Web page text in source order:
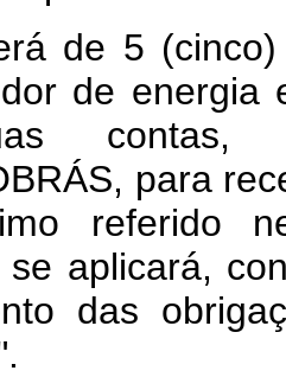
de 5
de energia
contas,
para
referido
se aplicará,
das